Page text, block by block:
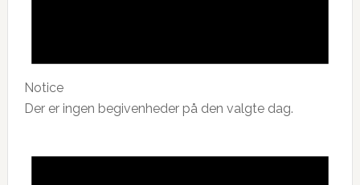
Notice
Der er ingen begivenheder på den valgte dag.